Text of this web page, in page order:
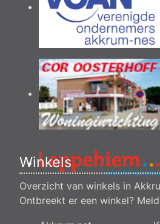
Winkels
Overzicht van winkels in
Ontbreekt er een winkel?